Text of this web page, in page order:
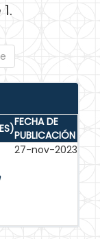
FECHA DE
PUBLICACIÓN
27-nov-2023